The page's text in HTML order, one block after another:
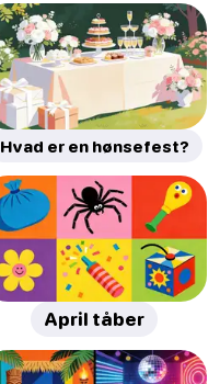
Hvad er en hønsefest?
April tåber